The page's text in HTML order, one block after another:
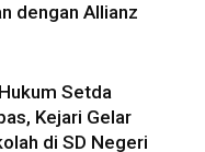
dengan Allianz
Setda
Kejari Gelar
di SD Negeri